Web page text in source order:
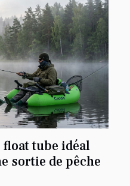
tube idéal
sortie de pêche